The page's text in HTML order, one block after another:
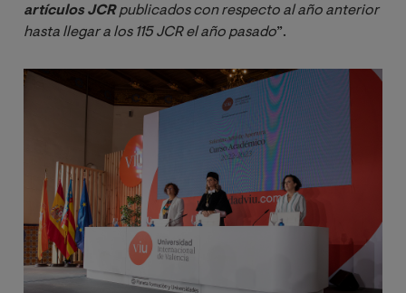
artículos JCR publicados con respecto al año anterior
hasta llegar a los 115 JCR el año pasado”.
Image